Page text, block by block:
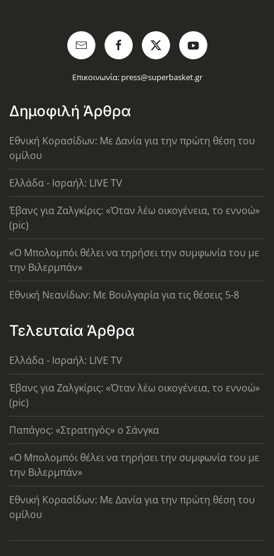
Επικοινωνία: press@superbasket.gr
Δημοφιλή Άρθρα
Εθνική Κορασίδων: Με Δανία για την πρώτη θέση του
ομίλου
Ελλάδα - Ισραήλ: LIVE TV
Έβανς για Ζαλγκίρις: «Όταν λέω οικογένεια, το εννοώ»
(pic)
«Ο Μπολομπόι θέλει να τηρήσει την συμφωνία του με
την Βιλερμπάν»
Εθνική Νεανίδων: Με Βουλγαρία για τις θέσεις 5-8
Τελευταία Άρθρα
Ελλάδα - Ισραήλ: LIVE TV
Έβανς για Ζαλγκίρις: «Όταν λέω οικογένεια, το εννοώ»
(pic)
Παπάγος: «Στρατηγός» ο Σάνγκα
«Ο Μπολομπόι θέλει να τηρήσει την συμφωνία του με
την Βιλερμπάν»
Εθνική Κορασίδων: Με Δανία για την πρώτη θέση του
ομίλου